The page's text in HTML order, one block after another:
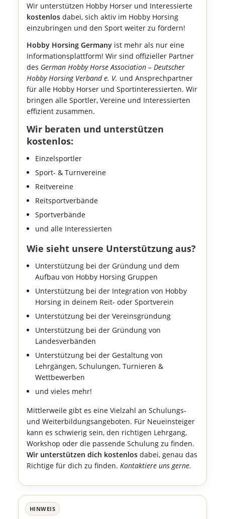
Wir unterstützen Hobby Horser und Interessierte
kostenlos dabei, sich aktiv im Hobby Horsing
einzubringen und den Sport weiter zu fördern!
Hobby Horsing Germany ist mehr als nur eine
Informationsplattform! Wir sind offizieller Partner
des German Hobby Horse Association – Deutscher
Hobby Horsing Verband e. V. und Ansprechpartner
für alle Hobby Horser und Sportinteressierten. Wir
bringen alle Sportler, Vereine und Interessierten
effizient zusammen.
Wir beraten und unterstützen
kostenlos:
Einzelsportler
Sport- & Turnvereine
Reitvereine
Reitsportverbände
Sportverbände
und alle Interessierten
Wie sieht unsere Unterstützung aus?
Unterstützung bei der Gründung und dem
Aufbau von Hobby Horsing Gruppen
Unterstützung bei der Integration von Hobby
Horsing in deinem Reit- oder Sportverein
Unterstützung bei der Vereinsgründung
Unterstützung bei der Gründung von
Landesverbänden
Unterstützung bei der Gestaltung von
Lehrgängen, Schulungen, Turnieren &
Wettbewerben
und vieles mehr!
Mittlerweile gibt es eine Vielzahl an Schulungs-
und Weiterbildungsangeboten. Für Neueinsteiger
kann es schwierig sein, den richtigen Lehrgang,
Workshop oder die passende Schulung zu finden.
Wir unterstützen dich kostenlos dabei, genau das
Richtige für dich zu finden.Kontaktiere uns gerne.
HINWEIS